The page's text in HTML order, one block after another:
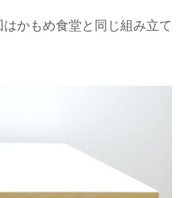
かもめ食堂と同じ組み立て